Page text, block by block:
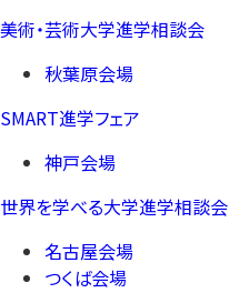
美術・芸術大学進学相談会
秋葉原会場
SMART進学フェア
神戸会場
世界を学べる大学進学相談会
名古屋会場
つくば会場